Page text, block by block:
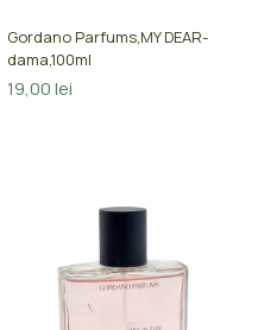
Gordano Parfums,MY DEAR-
dama,100ml
19,00lei